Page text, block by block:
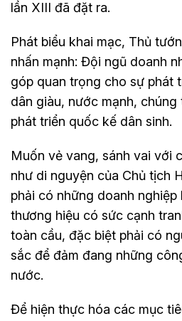
lần XIII đã đặt ra.
Phát biểu khai mạc, Thủ
nhấn mạnh: Đội ngũ doanh
góp quan trọng cho sự phát
dân giàu, nước mạnh, chúng
phát triển quốc kế dân sinh.
Muốn vẻ vang, sánh vai với
như di nguyện của Chủ tịch
phải có những doanh nghiệp
thương hiệu có sức cạnh
toàn cầu, đặc biệt phải có
sắc để đảm đang những
nước.
Để hiện thực hóa các mục